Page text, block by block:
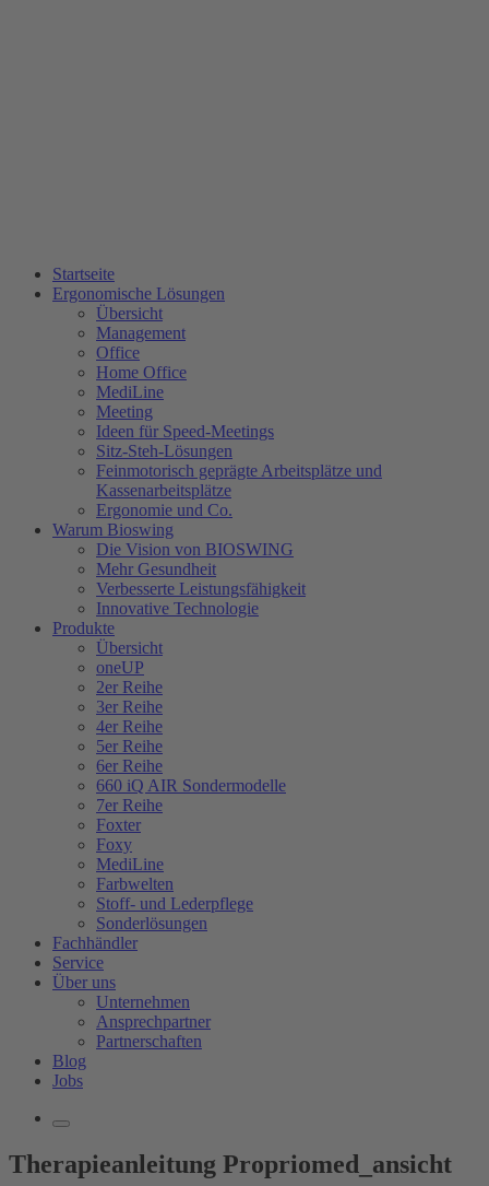
Startseite
Ergonomische Lösungen
Übersicht
Management
Office
Home Office
MediLine
Meeting
Ideen für Speed-Meetings
Sitz-Steh-Lösungen
Feinmotorisch geprägte Arbeitsplätze und
Kassenarbeitsplätze
Ergonomie und Co.
Warum Bioswing
Die Vision von BIOSWING
Mehr Gesundheit
Verbesserte Leistungsfähigkeit
Innovative Technologie
Produkte
Übersicht
oneUP
2er Reihe
3er Reihe
4er Reihe
5er Reihe
6er Reihe
660 iQ AIR Sondermodelle
7er Reihe
Foxter
Foxy
MediLine
Farbwelten
Stoff- und Lederpflege
Sonderlösungen
Fachhändler
Service
Über uns
Unternehmen
Ansprechpartner
Partnerschaften
Blog
Jobs
Therapieanleitung Propriomed_ansicht